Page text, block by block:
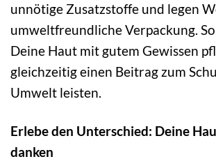
unnötige Zusatzstoffe und legen
umweltfreundliche Verpackung.
Deine Haut mit gutem Gewissen
gleichzeitig einen Beitrag zum
Umwelt leisten.
Erlebe den Unterschied: Deine
danken